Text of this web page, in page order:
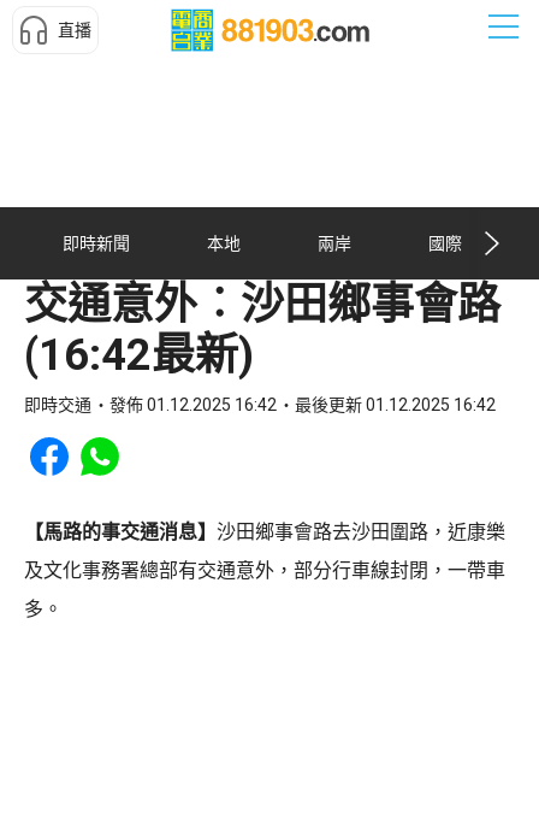
直播
即時新聞 本地 兩岸 國際
交通意外︰沙田鄉事會路
(16:42最新)
即時交通 發佈 01.12.2025 16:42 最後更新 01.12.2025 16:42
Share to Facebook
Share to WhatsApp
【馬路的事交通消息】 沙田鄉事會路去沙田圍路，近康樂
及文化事務署總部有交通意外，部分行車線封閉，一帶車
多。